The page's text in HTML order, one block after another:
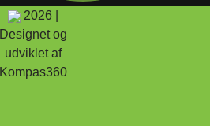
2026 |
Designet og
udviklet af
Kompas360